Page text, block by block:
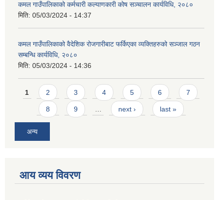
कमल गाउँपालिकाको कर्मचारी कल्याणकारी कोष सञ्चालन कार्यविधि, २०८०
मिति: 05/03/2024 - 14:37
कमल गाउँपालिकाको वैदेशिक रोजगारीबाट फर्किएका व्यक्तिहरुको सञ्जाल गठन
सम्बन्धि कार्यविधि, २०८०
मिति: 05/03/2024 - 14:36
Pages
1 2 3 4 5 6 7
8 9 next › last »
अन्य
आय व्यय विवरण